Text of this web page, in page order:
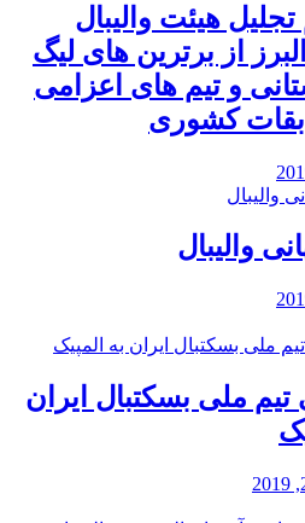
هیئت والیبال
از برترین های لیگ
و تیم های اعزامی
کشوری
والیبال
تیم ملی بسکتبال ایران